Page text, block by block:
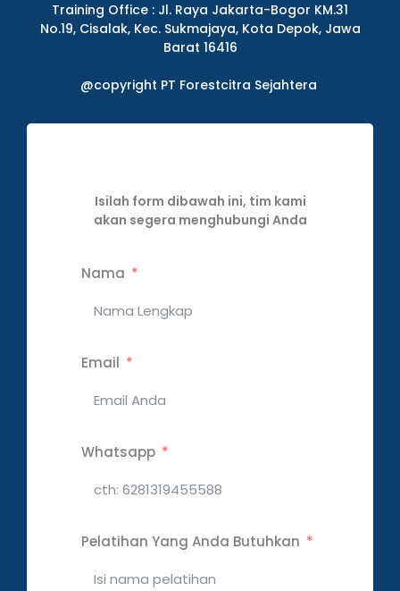
Training Office : Jl. Raya Jakarta-Bogor KM.31
No.19, Cisalak, Kec. Sukmajaya, Kota Depok, Jawa
Barat 16416
@copyright PT Forestcitra Sejahtera
Isilah form dibawah ini, tim kami
akan segera menghubungi Anda
Nama
Email
Whatsapp
Pelatihan Yang Anda Butuhkan